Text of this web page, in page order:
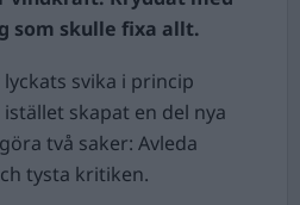
som skulle fixa allt.
svika i princip
skapat en del nya
två saker: Avleda
tysta kritiken.